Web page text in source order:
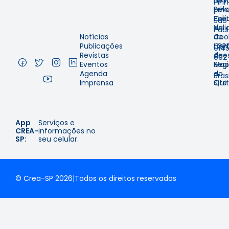
Notícias
Publicações
Revistas
Eventos
Agenda
Imprensa
pelo
de
de
e
de
do
Site
–
São
–
002
–
App
CREA-
SP:
Serviços e
informações no
seu celular.
© Crea-SP 2026|Todos os direitos reservados